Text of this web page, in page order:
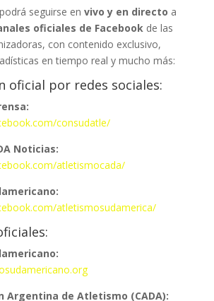
seguirse en vivo y en directo a
oficiales de Facebookde las
con contenido exclusivo,
en tiempo real y mucho más:
oficial por redes sociales:
consudatle/
Noticias:
atletismocada/
atletismosudamerica/
Argentina de Atletismo (CADA):